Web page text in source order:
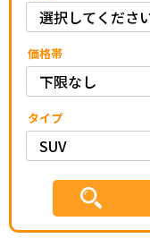
価格帯
タイプ